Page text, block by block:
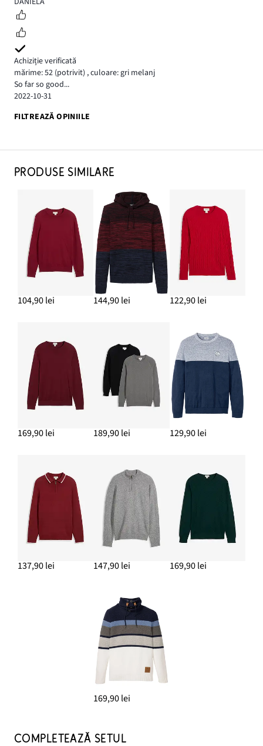
Achiziție verificată
mărime: 52 (potrivit) ,culoare: gri melanj
So far so good...
2022-10-31
FILTREAZĂ OPINIILE
PRODUSE SIMILARE
104,90 lei 144,90 lei 122,90 lei
169,90 lei 189,90 lei 129,90 lei
137,90 lei 147,90 lei 169,90 lei
169,90 lei
COMPLETEAZĂ SETUL